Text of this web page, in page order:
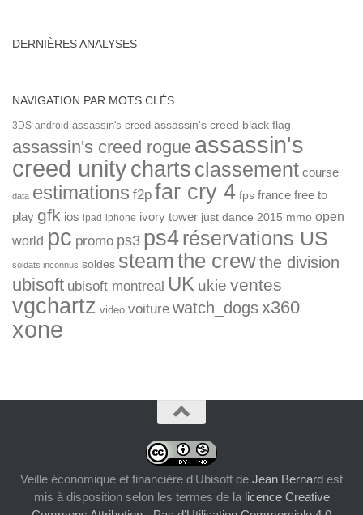
DERNIÈRES ANALYSES
NAVIGATION PAR MOTS CLÉS
3DS android assassin's creed assassin's creed black flag
assassin's creed rogue assassin's
creed unitycharts classement course
data estimations f2p far cry 4 fps france free to
play gfk ios ipad iphone ivory tower just dance 2015 mmo open
world pc promo ps3 ps4réservations US
soldats inconnus soldes steamthe crewthe division
ubisoft ubisoft montreal UK ukie ventes
vgchartz video voiture watch_dogsx360
xone
Veille économique et financière d'Ubisoft de Jean Bernard est
mis à disposition selon les termes de la licence Creative